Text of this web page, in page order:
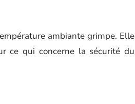
ambiante grimpe. Elle
ce qui concerne la sécurité du